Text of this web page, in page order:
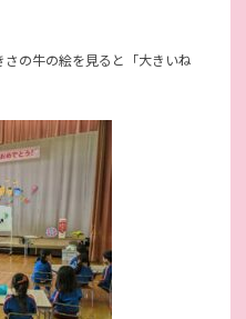
の牛の絵を見ると「大きいね